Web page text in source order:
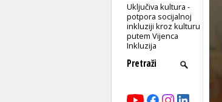
Uključiva kultura -
potpora socijalnoj
inkluziji kroz kulturu
putem Vijenca
Inkluzija